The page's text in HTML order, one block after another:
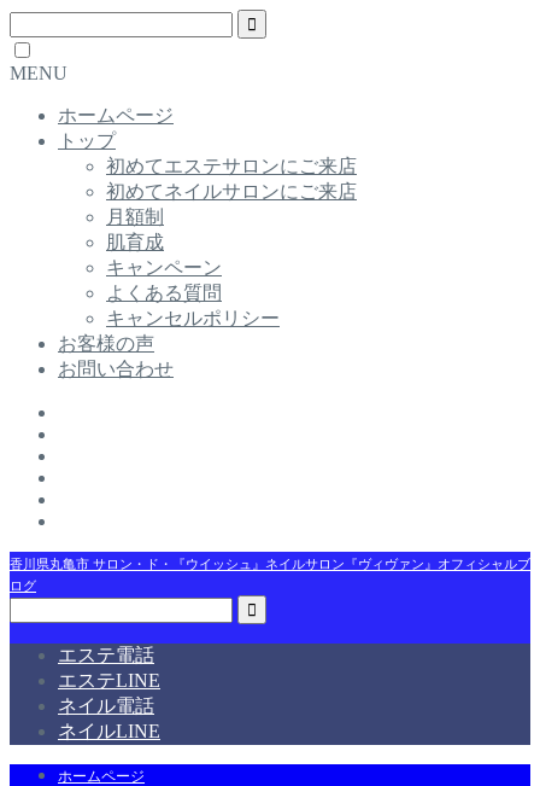
MENU
ホームページ
トップ
初めてエステサロンにご来店
初めてネイルサロンにご来店
月額制
肌育成
キャンペーン
よくある質問
キャンセルポリシー
お客様の声
お問い合わせ
香川県丸亀市 サロン・ド・『ウイッシュ』ネイルサロン『ヴィヴァン』オフィシャルブ
ログ
エステ電話
エステLINE
ネイル電話
ネイルLINE
ホームページ